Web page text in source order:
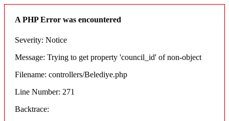
A PHP Error was encountered
Severity: Notice
Message: Trying to get property 'council_id' of non-object
Filename: controllers/Belediye.php
Line Number: 271
Backtrace: